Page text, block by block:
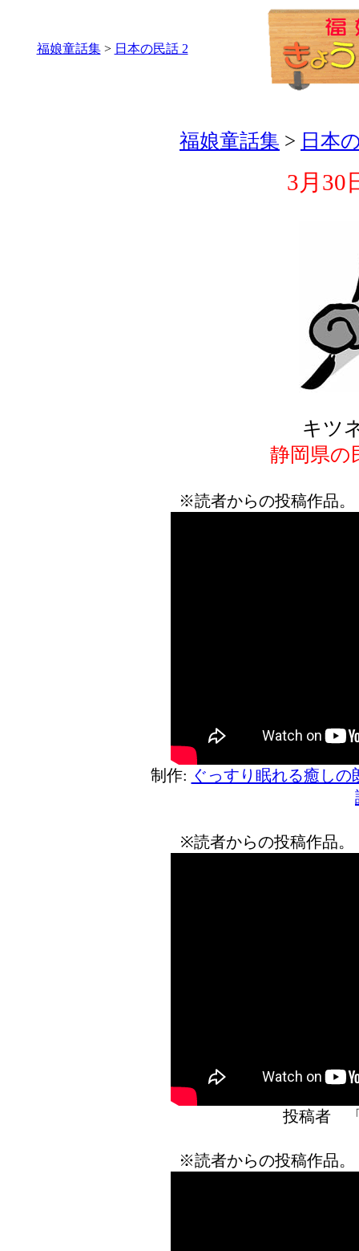
福娘童話集> 日本の民話 2
福娘童話集 > 日本
3月30
キツ
静岡県の
※読者からの投稿作品
制作: ぐっすり眠れる癒し
※読者からの投稿作品
投稿者
※読者からの投稿作品